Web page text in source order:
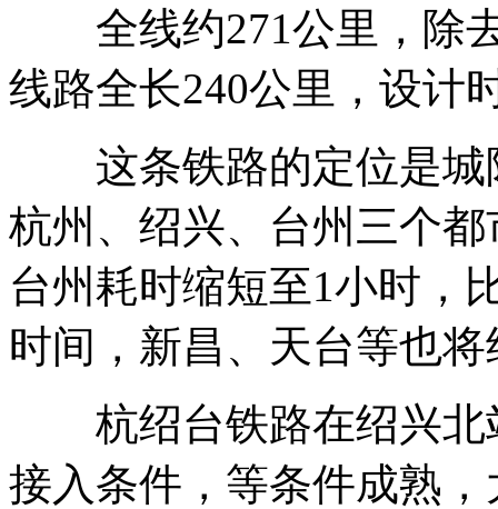
全线约271公里，除去
线路全长240公里，设计
这条铁路的定位是城
杭州、绍兴、台州三个
台州耗时缩短至1小时，
时间，新昌、天台等也
杭绍台铁路在绍兴北
接入条件，等条件成熟